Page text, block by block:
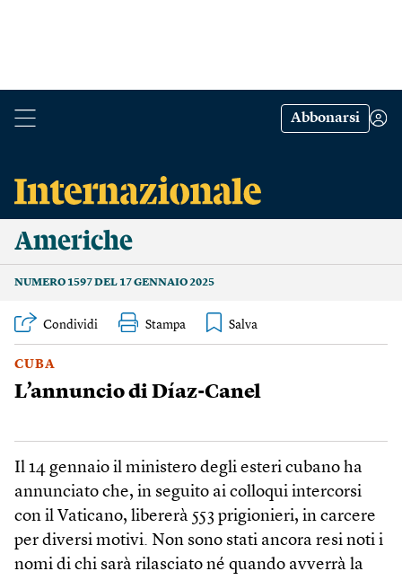
Abbonarsi
Americhe
NUMERO 1597 DEL 17 GENNAIO 2025
Condividi Stampa
CUBA
L’annuncio di Díaz-Canel
Il 14 gennaio il ministero degli esteri cubano ha
annunciato che, in seguito ai colloqui intercorsi
con il Vaticano, libererà 553 prigionieri, in carcere
per diversi motivi. Non sono stati ancora resi noti i
nomi di chi sarà rilasciato né quando avverrà la